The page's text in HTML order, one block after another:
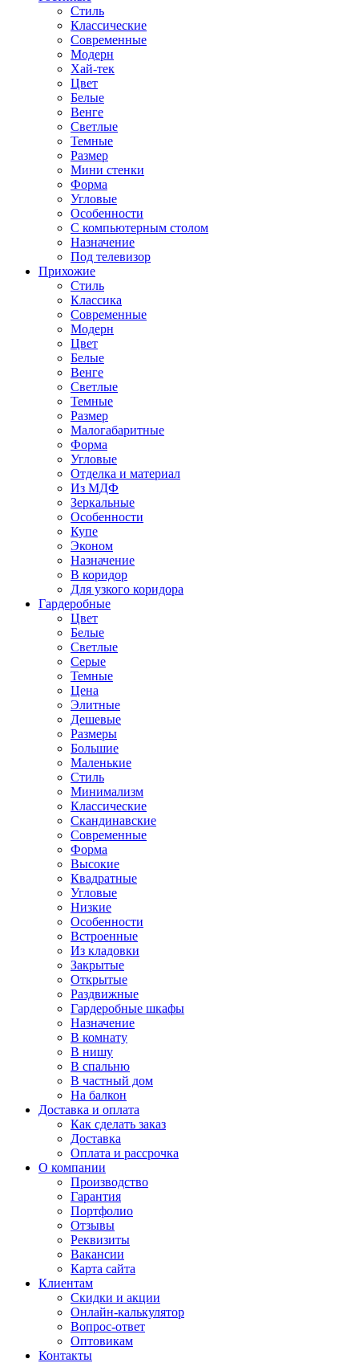
Стиль
Классические
Современные
Модерн
Хай-тек
Цвет
Белые
Венге
Светлые
Темные
Размер
Мини стенки
Форма
Угловые
Особенности
С компьютерным столом
Назначение
Под телевизор
Прихожие
Стиль
Классика
Современные
Модерн
Цвет
Белые
Венге
Светлые
Темные
Размер
Малогабаритные
Форма
Угловые
Отделка и материал
Из МДФ
Зеркальные
Особенности
Купе
Эконом
Назначение
В коридор
Для узкого коридора
Гардеробные
Цвет
Белые
Светлые
Серые
Темные
Цена
Элитные
Дешевые
Размеры
Большие
Маленькие
Стиль
Минимализм
Классические
Скандинавские
Современные
Форма
Высокие
Квадратные
Угловые
Низкие
Особенности
Встроенные
Из кладовки
Закрытые
Открытые
Раздвижные
Гардеробные шкафы
Назначение
В комнату
В нишу
В спальню
В частный дом
На балкон
Доставка и оплата
Как сделать заказ
Доставка
Оплата и рассрочка
О компании
Производство
Гарантия
Портфолио
Отзывы
Реквизиты
Вакансии
Карта сайта
Клиентам
Скидки и акции
Онлайн-калькулятор
Вопрос-ответ
Оптовикам
Контакты